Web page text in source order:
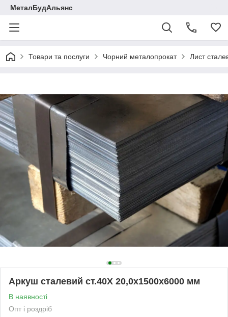
МеталБудАльянс
Товари та послуги Чорний металопрокат Лист
Аркуш сталевий ст.40Х 20,0х1500х6000 мм
В наявності
Опт і роздріб